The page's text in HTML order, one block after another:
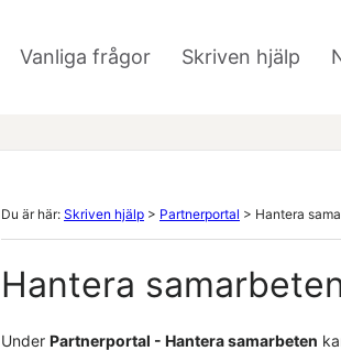
Vanliga frågor Skriven hjälp
Du är här: Skriven hjälp > Partnerportal > Hantera
Hantera
Under Partnerportal - Hantera samarbeten